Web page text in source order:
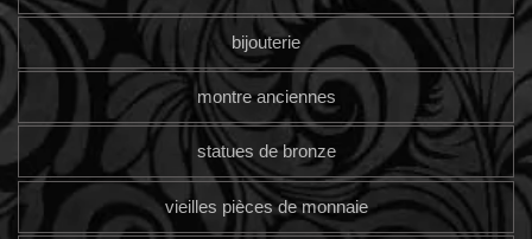
bijouterie
montre anciennes
statues de bronze
vieilles pièces de monnaie